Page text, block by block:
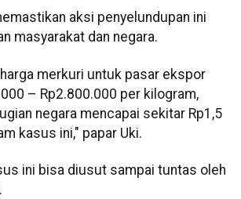
aksi penyelundupan ini
masyarakat dan negara.
merkuri untuk pasar ekspor
– Rp2.800.000 per kilogram,
negara mencapai sekitar Rp1,5
kasus ini," papar Uki.
ini bisa diusut sampai tuntas oleh